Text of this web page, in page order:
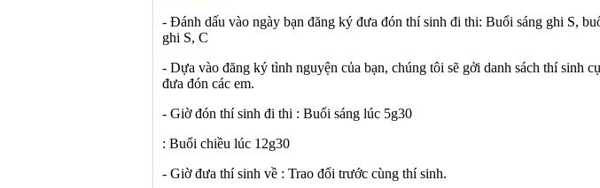
- Đánh dấu vào ngày bạn đăng ký đưa đón thí sinh đi thi: Buổi sáng ghi S,
ghi S, C
- Dựa vào đăng ký tình nguyện của bạn, chúng tôi sẽ gởi danh sách thí sinh
đưa đón các em.
- Giờ đón thí sinh đi thi : Buổi sáng lúc 5g30
: Buổi chiều lúc 12g30
- Giờ đưa thí sinh về : Trao đổi trước cùng thí sinh.